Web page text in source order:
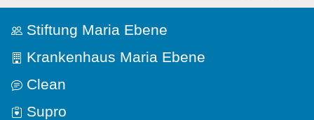
Stiftung Maria Ebene
Krankenhaus Maria Ebene
Clean
Supro